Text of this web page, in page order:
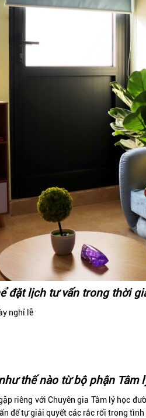
đặt lịch tư vấn trong thời
nghỉ lễ
thế nào từ bộ phận Tâm
riêng với Chuyên gia Tâm lý học
để tự giải quyết các rắc rối trong